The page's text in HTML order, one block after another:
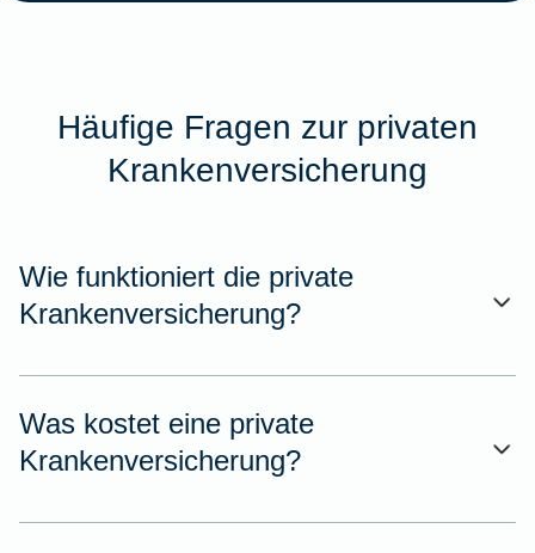
Häufige Fragen zur privaten
Krankenversicherung
Wie funktioniert die private
Krankenversicherung?
Was kostet eine private
Krankenversicherung?